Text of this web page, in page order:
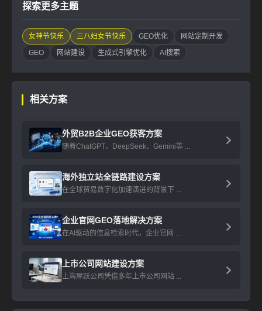
探索更多主题
女神节快乐 三八妇女节快乐 GEO优化
网站定制开发
GEO
网站建设 生成式引擎优化 AI搜索
相关方案
外贸B2B企业GEO获客方案
随着ChatGPT、DeepSeek、Gemini等 ...
海外独立站全链路建设方案
在全球贸易数字化加速演进的背景下 ...
企业官网GEO落地解决方案
在AI驱动的信息检索时代，企业官网 ...
上市公司网站建设方案
上海犀跃公司凭借多年上市公司网站 ...